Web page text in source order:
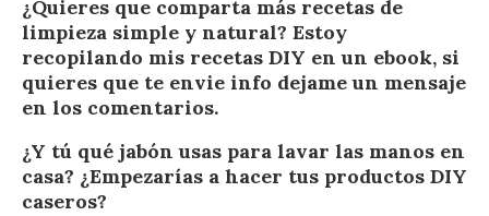
¿Quieres que comparta más recetas de
limpieza simple y natural? Estoy
recopilando mis recetas DIY en un ebook, si
quieres que te envie info dejame un mensaje
en los comentarios.
¿Y tú qué jabón usas para lavar las manos en
casa? ¿Empezarías a hacer tus productos DIY
caseros?